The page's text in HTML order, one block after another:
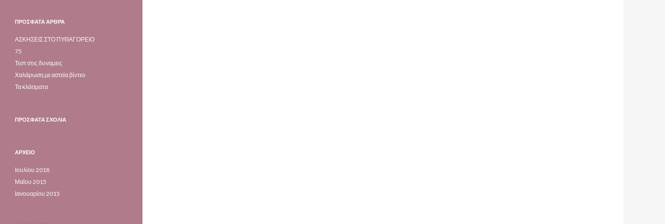
ΠΡΌΣΦΑΤΑ ΆΡΘΡΑ
ΑΣΚΗΣΕΙΣ ΣΤΟ ΠΥΘΑΓΟΡΕΙΟ
75
Τεστ στις δυναμεις
Χαλάρωση με αστεία βίντεο
Τα κλάσματα
ΠΡΌΣΦΑΤΑ ΣΧΌΛΙΑ
ΑΡΧΕΊΟ
Ιουλίου 2018
Μαΐου 2015
Ιανουαρίου 2015